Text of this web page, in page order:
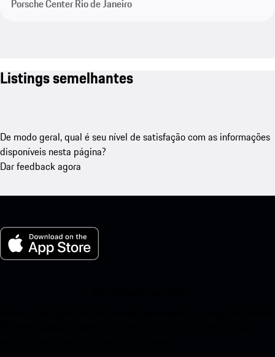
Porsche Center Rio de Janeiro
Listings semelhantes
De modo geral, qual é seu nível de satisfação com as informações
disponíveis nesta página?
Dar feedback agora